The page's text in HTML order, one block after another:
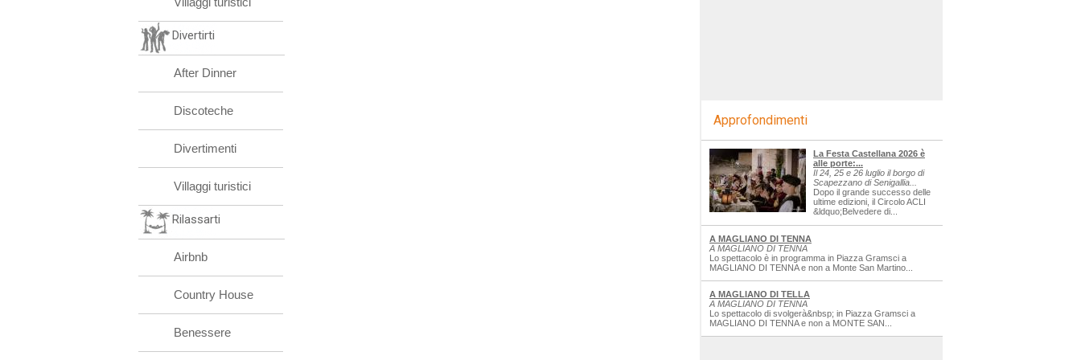
Divertirti
After Dinner
Discoteche
Divertimenti
Villaggi turistici
Rilassarti
Airbnb
Country House
Benessere
Approfondimenti
La Festa Castellana 2026 è
alle porte:...
Il 24, 25 e 26 luglio il borgo di
Scapezzano di Senigallia...
Dopo il grande successo delle
ultime edizioni, il Circolo ACLI
&ldquo;Belvedere di...
A MAGLIANO DI TENNA
A MAGLIANO DI TENNA
Lo spettacolo è in programma in Piazza Gramsci a
MAGLIANO DI TENNA e non a Monte San Martino...
A MAGLIANO DI TELLA
A MAGLIANO DI TENNA
Lo spettacolo di svolgerà&nbsp; in Piazza Gramsci a
MAGLIANO DI TENNA e non a MONTE SAN...